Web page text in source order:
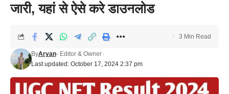
जारी, यहां से ऐसे करे डाउनलोड
Last updated: October 17, 2024 2:37 pm
ByAryan- Editor & Owner
3 Min Read